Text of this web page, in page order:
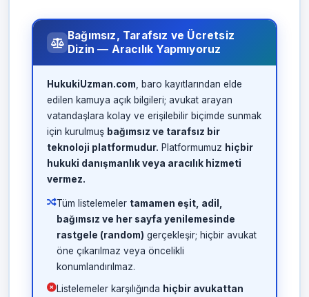
Bağımsız, Tarafsız ve Ücretsiz
Dizin — Aracılık Yapmıyoruz
HukukiUzman.com , baro kayıtlarından elde
edilen kamuya açık bilgileri; avukat arayan
vatandaşlara kolay ve erişilebilir biçimde sunmak
için kurulmuş bağımsız ve tarafsız bir
teknoloji platformudur. Platformumuz hiçbir
hukuki danışmanlık veya aracılık hizmeti
vermez.
Tüm listelemeler tamamen eşit, adil,
bağımsız ve her sayfa yenilemesinde
rastgele (random) gerçekleşir; hiçbir avukat
öne çıkarılmaz veya öncelikli
konumlandırılmaz.
Listelemeler karşılığında hiçbir avukattan